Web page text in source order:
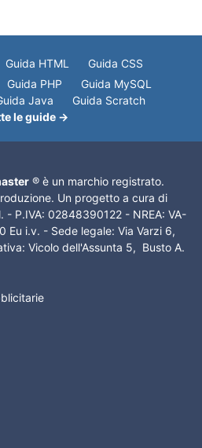
Guida HTML
Guida CSS
Guida PHP
Guida MySQL
Java
Guida Scratch
le guide →
® è un marchio registrato.
Un progetto a cura di
- P.IVA: 02848390122 - NREA: VA-
Eu i.v. - Sede legale: Via Varzi 6,
Vicolo dell'Assunta 5, Busto A.